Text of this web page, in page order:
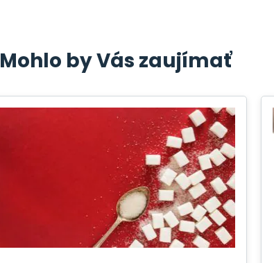
Mohlo by Vás zaujímať